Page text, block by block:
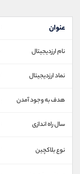
عنوان
نام ارزدیجیتال
نماد ارزدیجیتال
هدف به وجود آمدن
سال راه اندازی
نوع بلاکچین